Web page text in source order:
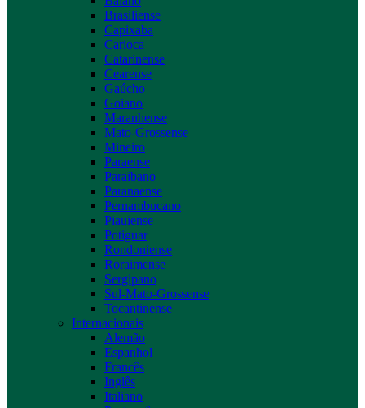
Brasiliense
Capixaba
Carioca
Catarinense
Cearense
Gaúcho
Goiano
Maranhense
Mato-Grossense
Mineiro
Paraense
Paraibano
Paranaense
Pernambucano
Piauiense
Potiguar
Rondoniense
Roraimense
Sergipano
Sul-Mato-Grossense
Tocantinense
Internacionais
Alemão
Espanhol
Francês
Inglês
Italiano